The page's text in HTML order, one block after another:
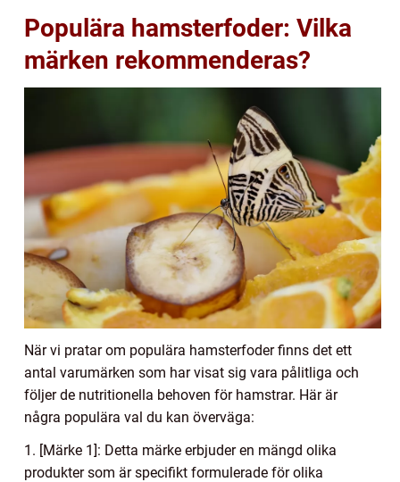
Populära hamsterfoder: Vilka
märken rekommenderas?
När vi pratar om populära hamsterfoder finns det ett
antal varumärken som har visat sig vara pålitliga och
följer de nutritionella behoven för hamstrar. Här är
några populära val du kan överväga:
1. [Märke 1]: Detta märke erbjuder en mängd olika
produkter som är specifikt formulerade för olika